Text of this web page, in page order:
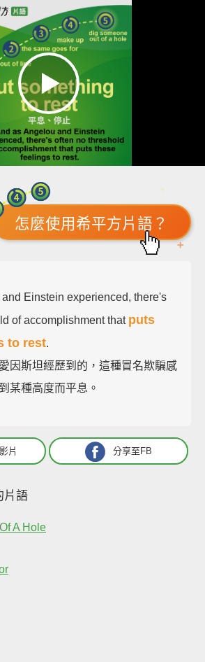
怎麼使用希平方片語？
Einstein experienced, there's
of accomplishment that puts
to rest.
因斯坦經歷到的，這種冒名欺騙感
某種高度而平息。
片 分享至FB
片語
A Hole